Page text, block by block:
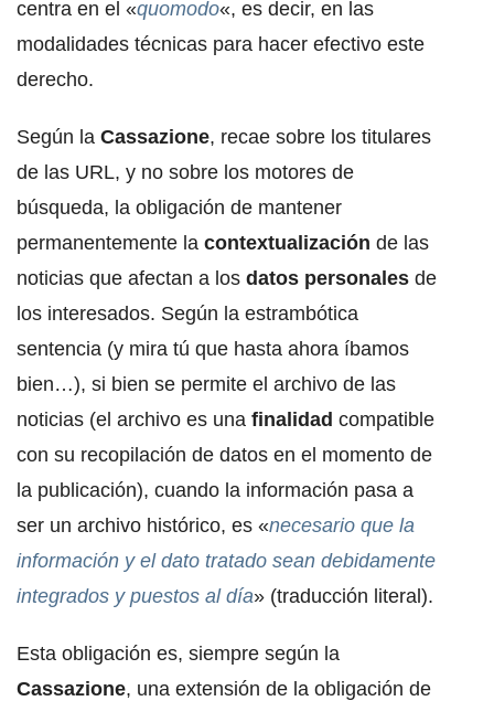
centra en el «quomodo«, es decir, en las
modalidades técnicas para hacer efectivo este
derecho.
Según la Cassazione, recae sobre los titulares
de las URL, y no sobre los motores de
búsqueda, la obligación de mantener
permanentemente la contextualización de las
noticias que afectan a los datos personales de
los interesados. Según la estrambótica
sentencia (y mira tú que hasta ahora íbamos
bien…), si bien se permite el archivo de las
noticias (el archivo es una finalidad compatible
con su recopilación de datos en el momento de
la publicación), cuando la información pasa a
ser un archivo histórico, es «necesario que la
información y el dato tratado sean debidamente
integrados y puestos al día» (traducción literal).
Esta obligación es, siempre según la
Cassazione, una extensión de la obligación de